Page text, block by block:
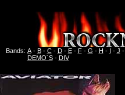
Bands: A- B- C- D- E- F- G - H - I - J -
DEMO´S- DIV